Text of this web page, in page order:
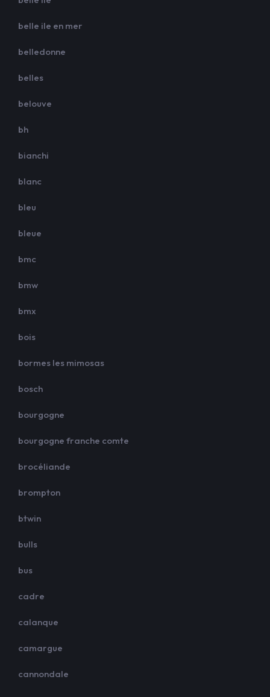
belle ile en mer
belledonne
belles
belouve
bh
bianchi
blanc
bleu
bleue
bmc
bmw
bmx
bois
bormes les mimosas
bosch
bourgogne
bourgogne franche comte
brocéliande
brompton
btwin
bulls
bus
cadre
calanque
camargue
cannondale